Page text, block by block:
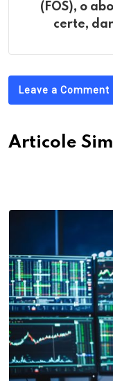
(FOS), o
certe,
Leave a Comment
Articole